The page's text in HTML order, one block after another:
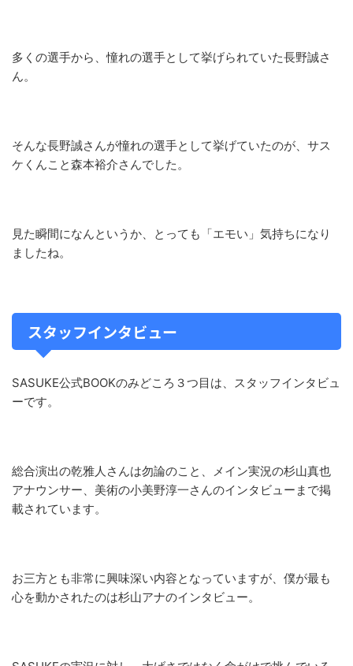
多くの選手から、憧れの選手として挙げられていた長野誠さ
ん。
そんな長野誠さんが憧れの選手として挙げていたのが、サス
ケくんこと森本裕介さんでした。
見た瞬間になんというか、とっても「エモい」気持ちになり
ましたね。
スタッフインタビュー
SASUKE公式BOOKのみどころ３つ目は、スタッフインタビュ
ーです。
総合演出の乾雅人さんは勿論のこと、メイン実況の杉山真也
アナウンサー、美術の小美野淳一さんのインタビューまで掲
載されています。
お三方とも非常に興味深い内容となっていますが、僕が最も
心を動かされたのは杉山アナのインタビュー。